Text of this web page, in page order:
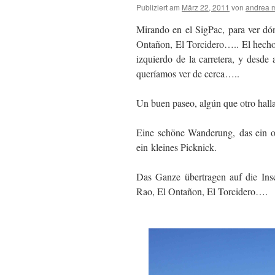
Publiziert am März 22, 2011 von andrea
Mirando en el SigPac, para ver
Ontañon, El Torcidero….. El
izquierdo de la carretera, y
queríamos ver de cerca…..
Un buen paseo, algún que otro
Eine schöne Wanderung, das ein
ein kleines Picknick.
Das Ganze übertragen auf die
Rao, El Ontañon, El Torcidero….